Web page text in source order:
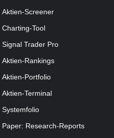
Aktien-Screener
Charting-Tool
Signal Trader Pro
Aktien-Rankings
Aktien-Portfolio
Aktien-Terminal
Systemfolio
Paper: Research-Reports